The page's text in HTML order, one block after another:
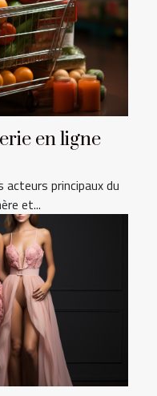
en ligne
acteurs principaux du
et...